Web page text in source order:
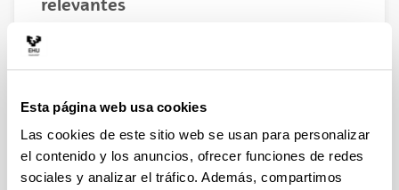
Esta página web usa cookies
Las cookies de este sitio web se usan para personalizar
el contenido y los anuncios, ofrecer funciones de redes
sociales y analizar el tráfico. Además, compartimos
relevantes
to ISO 9001? An empirical study.Total Quality
18
Uriarte-Gallastegi, N., Landeta-Manzano, B., Arana-
Landín, G., Laskurain-Iturbe, I. (2020). Beneficios y
debilidades medioambientales de los procesos de